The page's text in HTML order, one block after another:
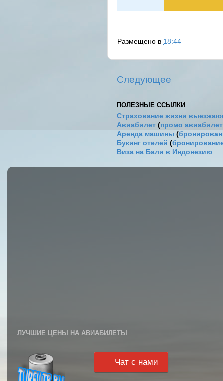
Размещено в 18:44
Следующее
ПОЛЕЗНЫЕ ССЫЛКИ
Страхование жизни
Авиабилет (промо
Аренда машины (
Букинг отелей (
Виза на Бали в Индонезию
ЛУЧШИЕ ЦЕНЫ НА АВИАБИЛЕТЫ
Чат с нами